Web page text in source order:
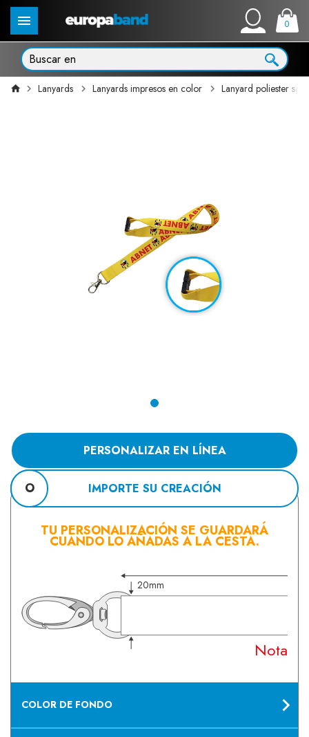
0
Lanyards Lanyards impresos en color Lanyard poliester
PERSONALIZAR EN LÍNEA
O IMPORTE SU CREACIÓN
TU PERSONALIZACIÓN SE GUARDARÁ
CUANDO LO AÑADAS A LA CESTA.
20mm
Nota:
COLOR DE FONDO